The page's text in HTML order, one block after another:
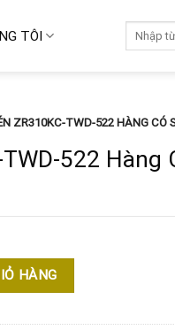
TÔI
Tìm
ZR310KC-TWD-522 HÀNG CÓ
522 Hàng
Sẵn Tại Kho số lượng
HÀNG